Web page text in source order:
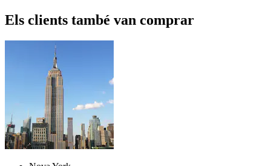
Els clients també van comprar